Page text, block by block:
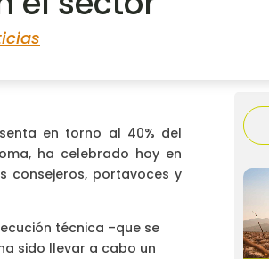
en torno al 40% del
ha celebrado hoy en
consejeros, portavoces y
técnica –que se
sido llevar a cabo un